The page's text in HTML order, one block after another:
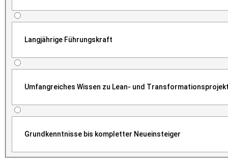
Langjährige Führungskraft
Umfangreiches Wissen zu Lean- und
Grundkenntnisse bis kompletter Neueinsteiger